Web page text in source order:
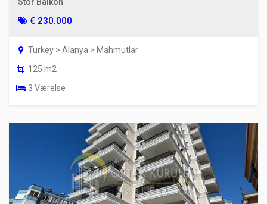
€ 230.000
Turkey > Alanya > Mahmutlar
125 m2
3 Værelse